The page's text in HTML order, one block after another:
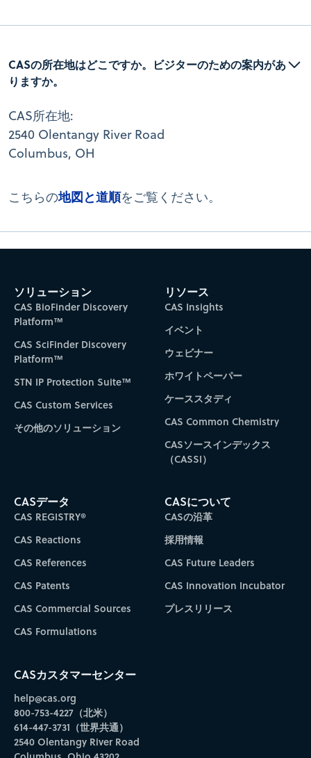
CASの所在地はどこですか。ビジターのための案内があ
りますか。
CAS所在地:
2540 Olentangy River Road
Columbus, OH
こちらの地図と道順をご覧ください。
ソリューション
CAS BioFinder Discovery
Platform™
CAS SciFinder Discovery
Platform™
STN IP Protection Suite™
CAS Custom Services
その他のソリューション
リソース
CAS Insights
イベント
ウェビナー
ホワイトペーパー
ケーススタディ
CAS Common Chemistry
CASソースインデックス
（CASSI）
CASデータ
CAS REGISTRY®
CAS Reactions
CAS References
CAS Patents
CAS Commercial Sources
CAS Formulations
CASについて
CASの沿革
採用情報
CAS Future Leaders
CAS Innovation Incubator
プレスリリース
CASカスタマーセンター
help@cas.org
800-753-4227（北米）
614-447-3731（世界共通）
2540 Olentangy River Road